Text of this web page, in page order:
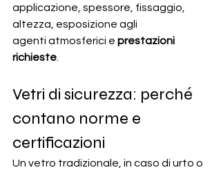
applicazione, spessore, fissaggio,
altezza, esposizione agli
agenti atmosferici e prestazioni
richieste.
Vetri di sicurezza: perché
contano norme e
certificazioni
Un vetro tradizionale, in caso di urto o